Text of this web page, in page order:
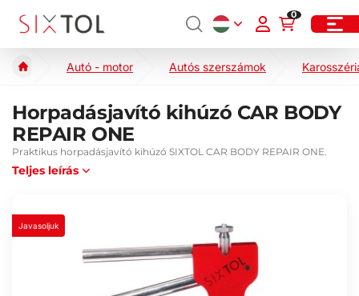
0
Autó - motor Autós szerszámok
Horpadásjavító kihúzó CAR BODY
REPAIR ONE
Praktikus horpadásjavító kihúzó SIXTOL CAR BODY REPAIR ONE.
Teljes leírás
Javasoljuk